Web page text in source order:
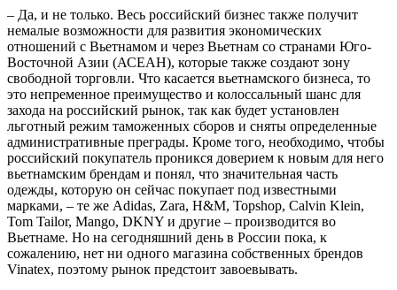
– Да, и не только. Весь российский бизнес также получит
немалые возможности для развития экономических
отношений с Вьетнамом и через Вьетнам со странами Юго-
Восточной Азии (АСЕАН), которые также создают зону
свободной торговли. Что касается вьетнамского бизнеса, то
это непременное преимущество и колоссальный шанс для
захода на российский рынок, так как будет установлен
льготный режим таможенных сборов и сняты определенные
административные преграды. Кроме того, необходимо, чтобы
российский покупатель проникся доверием к новым для него
вьетнамским брендам и понял, что значительная часть
одежды, которую он сейчас покупает под известными
марками, – те же Adidas, Zara, H&M, Topshop, Calvin Klein,
Tom Tailor, Mango, DKNY и другие – производится во
Вьетнаме. Но на сегодняшний день в России пока, к
сожалению, нет ни одного магазина собственных брендов
Vinatex, поэтому рынок предстоит завоевывать.